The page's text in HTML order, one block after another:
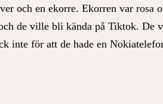
och en ekorre. Ekorren var rosa
de ville bli kända påTiktok. De
inte för att de hade en